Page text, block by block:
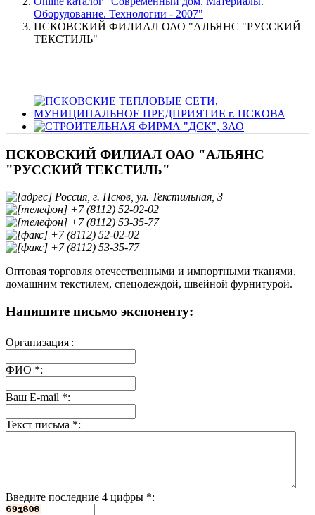
Оборудование. Технологии - 2007"
ПСКОВСКИЙ ФИЛИАЛ ОАО "АЛЬЯНС "РУССКИЙ
ТЕКСТИЛЬ"
ПСКОВСКИЙ ФИЛИАЛ ОАО "АЛЬЯНС
"РУССКИЙ ТЕКСТИЛЬ"
Россия, г. Псков, ул. Текстильная, 3
+7 (8112) 52-02-02
+7 (8112) 53-35-77
+7 (8112) 52-02-02
+7 (8112) 53-35-77
Оптовая торговля отечественными и импортными тканями,
домашним текстилем, спецодеждой, швейной фурнитурой.
Напишите письмо экспоненту:
Организация :
ФИО *:
Ваш E-mail *:
Текст письма *:
Введите последние 4 цифры *: